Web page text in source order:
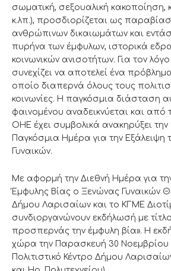
σωματική, σεξουαλική κακοποίηση,
κ.λπ.), προσδιορίζεται ως
ανθρώπινων δικαιωμάτων και
πυρήνα των έμφυλων, ιστορικά
κοινωνικών ανισοτήτων. Για τον
συνεχίζει να αποτελεί ένα
οποίο διαπερνά όλους τους
κοινωνίες. Η παγκόσμια διάσταση
φαινομένου αναδεικνύεται και από
ΟΗΕ έχει συμβολικά ανακηρύξει
Παγκόσμια Ημέρα για την Εξάλειψη
Γυναικών.
Με αφορμή την Διεθνή Ημέρα για
Έμφυλης Βίας ο Ξενώνας Γυναικών
Δήμου Λαρισαίων και το ΚΓΜΕ
συνδιοργανώνουν εκδήλωσή με
προσπερνάς την έμφυλη βία». Η
χώρα την Παρασκευή 30 Νοεμβρίου
Πολιτιστικό Κέντρο Δήμου